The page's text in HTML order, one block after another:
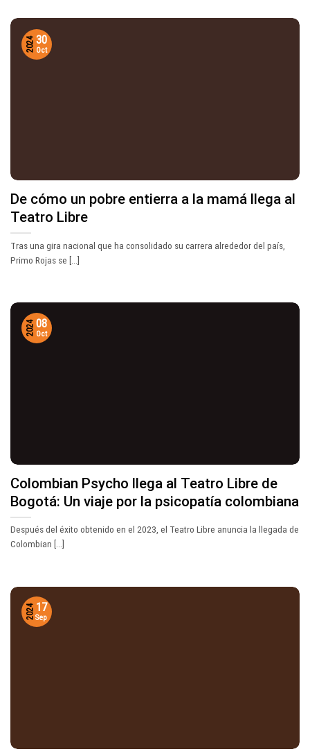
De cómo un pobre entierra a la mamá llega al
Teatro Libre
Tras una gira nacional que ha consolidado su carrera alrededor del país,
Primo Rojas se [...]
30
Oct
2024
Colombian Psycho llega al Teatro Libre de
Bogotá: Un viaje por la psicopatía colombiana
Después del éxito obtenido en el 2023, el Teatro Libre anuncia la llegada de
Colombian [...]
08
Oct
2024
17
Sep
2024